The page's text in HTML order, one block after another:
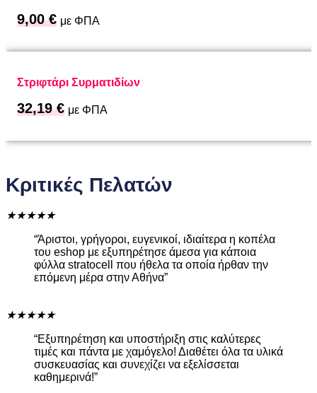
9,00€ με ΦΠΑ
Στριφτάρι Συρματιδίων
32,19€ με ΦΠΑ
Κριτικές Πελατών
★★★★★
“Άριστοι, γρήγοροι, ευγενικοί, ιδιαίτερα η κοπέλα
του eshop με εξυπηρέτησε άμεσα για κάποια
φύλλα stratocell που ήθελα τα οποία ήρθαν την
επόμενη μέρα στην Αθήνα”
★★★★★
“Εξυπηρέτηση και υποστήριξη στις καλύτερες
τιμές και πάντα με χαμόγελο! Διαθέτει όλα τα υλικά
συσκευασίας και συνεχίζει να εξελίσσεται
καθημερινά!”